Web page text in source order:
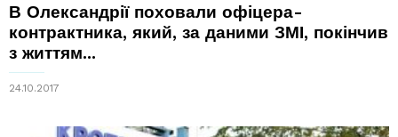
В Олександрії поховали офіцера-
контрактника, який, за даними ЗМІ, покінчив
з життям...
24.10.2017